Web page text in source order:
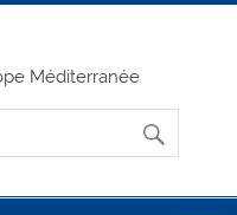
Méditerranée